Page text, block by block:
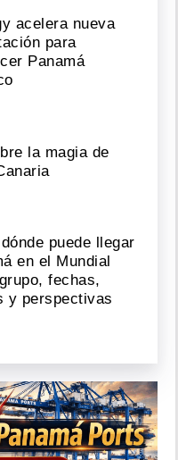
acelera nueva
para
Panamá
la magia de
puede llegar
en el Mundial
fechas,
y perspectivas